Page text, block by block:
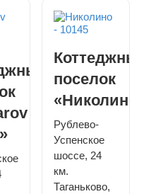
поселок
Рублево-
Успенское
шоссе, 24
км.
Таганьково,